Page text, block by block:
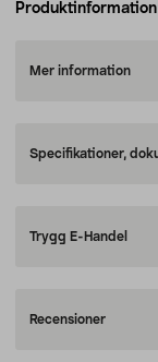
Produktinformation
Mer information
Specifikationer,
Trygg E-Handel
Recensioner